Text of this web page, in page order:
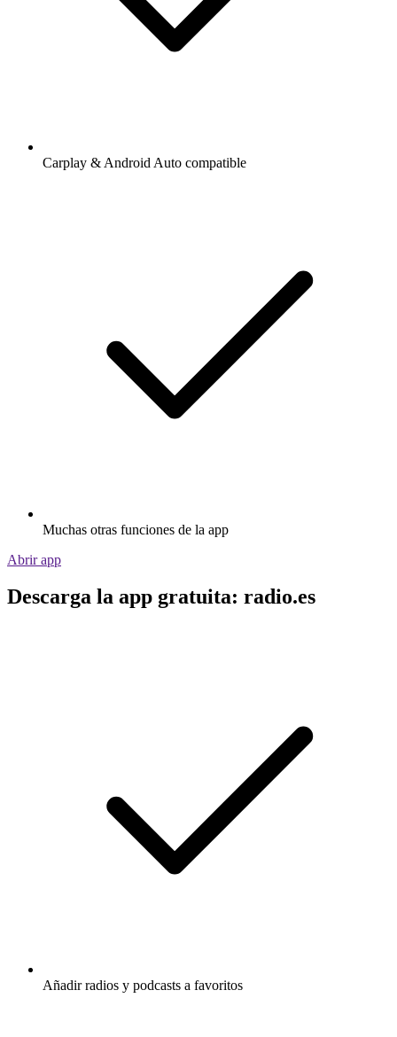
Carplay & Android Auto compatible
Muchas otras funciones de la app
Abrir app
Descarga la app gratuita: radio.es
Añadir radios y podcasts a favoritos